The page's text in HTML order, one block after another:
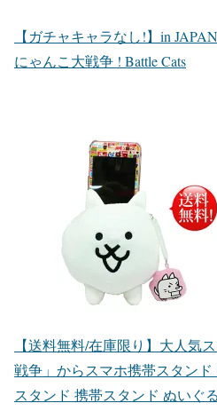
【ガチャキャラなし!】in
にゃんこ大戦争 ! Battle Cats
【送料無料/在庫限り】大人気
戦争」からスマホ携帯スタン
スタンド 携帯スタンド ぬいぐる